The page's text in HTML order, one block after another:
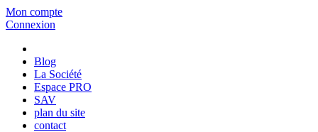
Mon compte
Connexion
Blog
La Société
Espace PRO
SAV
plan du site
contact